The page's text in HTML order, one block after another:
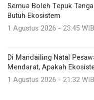
Semua Boleh Tepuk
Butuh Ekosistem
1 Agustus 2026 - 23:45 WIB
Di Mandailing Natal
Mendarat, Apakah
1 Agustus 2026 - 21:32 WIB